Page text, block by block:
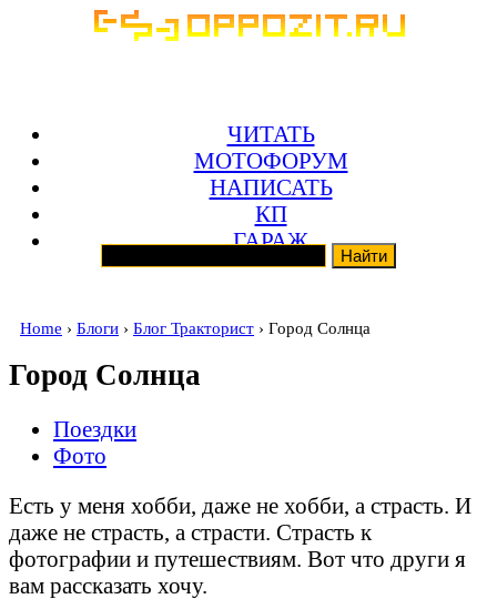
ЧИТАТЬ
МОТОФОРУМ
НАПИСАТЬ
КП
ГАРАЖ
Home › Блоги › Блог Тракторист › Город Солнца
Город Солнца
Поездки
Фото
Есть у меня хобби, даже не хобби, а страсть. И
даже не страсть, а страсти. Страсть к
фотографии и путешествиям. Вот что други я
вам рассказать хочу.